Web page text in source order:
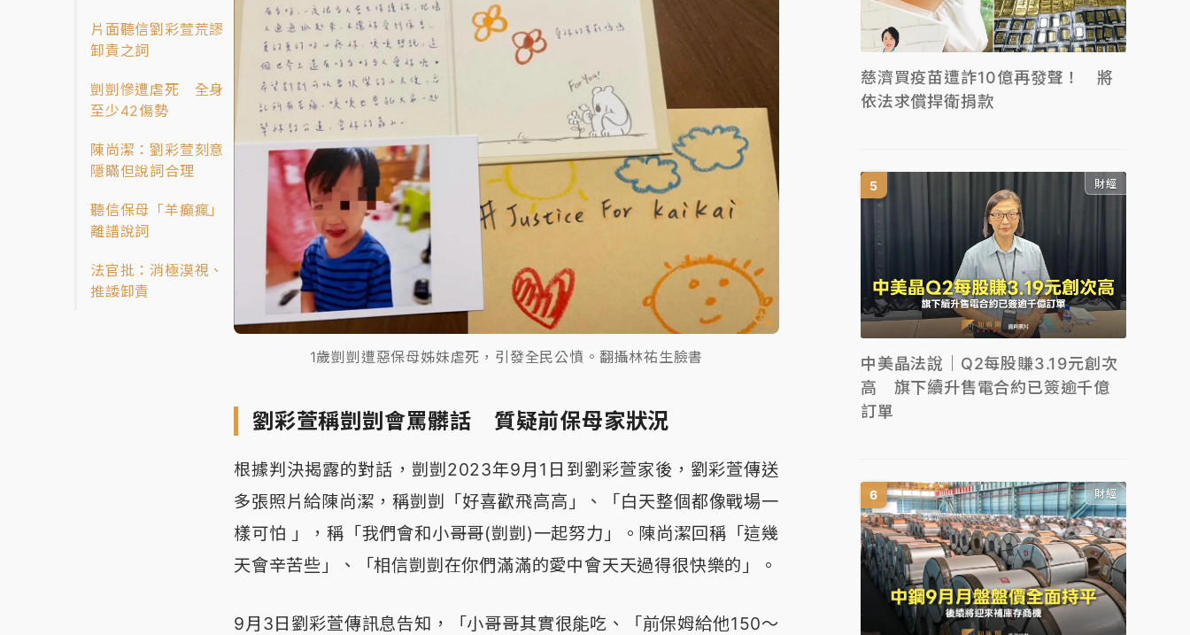
片面聽信劉彩萱荒謬
卸責之詞
剴剴慘遭虐死 全身
至少42傷勢
陳尚潔：劉彩萱刻意
隱瞞但說詞合理
聽信保母「羊癲瘋」
離譜說詞
法官批：消極漠視、
推諉卸責
1歲剴剴遭惡保母姊妹虐死，引發全民公憤。翻攝林祐生臉書
劉彩萱稱剴剴會罵髒話 質疑前保母家狀況
根據判決揭露的對話，剴剴2023年9月1日到劉彩萱家後，劉彩萱傳送
多張照片給陳尚潔，稱剴剴「好喜歡飛高高」、「白天整個都像戰場一
樣可怕 」，稱「我們會和小哥哥(剴剴)一起努力」。陳尚潔回稱「這幾
天會辛苦些」、「相信剴剴在你們滿滿的愛中會天天過得很快樂的」。
9月3日劉彩萱傳訊息告知，「小哥哥其實很能吃、「前保姆給他150～
慈濟買疫苗遭詐10億再發聲！ 將
依法求償捍衛捐款
財經
中美晶法說｜Q2每股賺3.19元創次
高 旗下續升售電合約已簽逾千億
訂單
財經